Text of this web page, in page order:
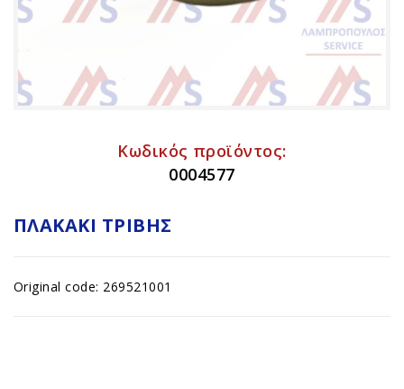
Κωδικός προϊόντος:
0004577
ΠΛΑΚΆΚΙ ΤΡΙΒΉΣ
Original code: 269521001